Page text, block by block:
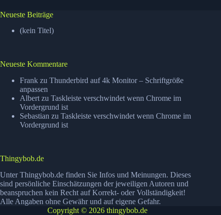
Neueste Beiträge
(kein Titel)
Neueste Kommentare
Frank zu Thunderbird auf 4k Monitor – Schriftgröße
anpassen
Albert zu Taskleiste verschwindet wenn Chrome im
Vordergrund ist
Sebastian zu Taskleiste verschwindet wenn Chrome im
Vordergrund ist
Thingybob.de
Unter Thingybob.de finden Sie Infos und Meinungen. Dieses
sind persönliche Einschätzungen der jeweiligen Autoren und
beanspruchen kein Recht auf Korrekt- oder Vollständigkeit!
Alle Angaben ohne Gewähr und auf eigene Gefahr.
Copyright © 2026 thingybob.de